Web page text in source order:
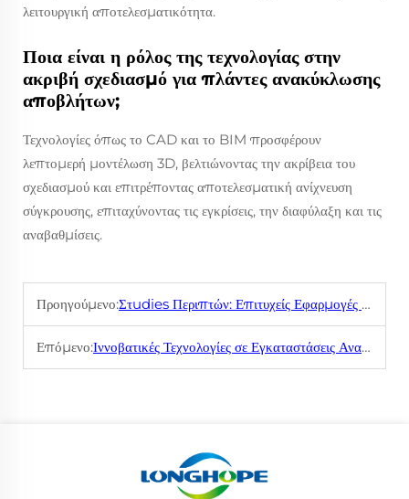
λειτουργική αποτελεσματικότητα.
Ποια είναι η ρόλος της τεχνολογίας στην
ακριβή σχεδιασμό για πλάντες ανακύκλωσης
αποβλήτων;
Τεχνολογίες όπως το CAD και το BIM προσφέρουν
λεπτομερή μοντέλωση 3D, βελτιώνοντας την ακρίβεια του
σχεδιασμού και επιτρέποντας αποτελεσματική ανίχνευση
σύγκρουσης, επιταχύνοντας τις εγκρίσεις, την διαφύλαξη και τις
αναβαθμίσεις.
Προηγούμενο:Στudies Περιπτών: Επιτυχείς Εφαρμογές Βιομηχανικών Αποθλίβων με Κενό
Επόμενο:Ιννοβατικές Τεχνολογίες σε Εγκαταστάσεις Ανακύκλωσης Βιομηχανικών Αποβλήτων